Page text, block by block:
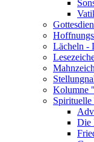
Lächeln -
Kolumne
Spirituelle
Die